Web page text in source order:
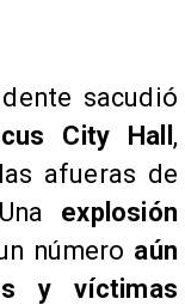
sacudió
City Hall ,
afueras de
explosión
número aún
y víctimas